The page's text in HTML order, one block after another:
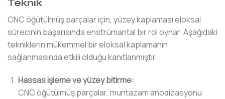
Teknik
CNC öğütülmüş parçalar için, yüzey kaplaması eloksal
sürecinin başarısında enstrümantal bir rol oynar. Aşağıdaki
tekniklerin mükemmel bir eloksal kaplamanın
sağlanmasında etkili olduğu kanıtlanmıştır:
Hassas işleme ve yüzey bitirme:
CNC öğütülmüş parçalar, muntazam anodizasyonu